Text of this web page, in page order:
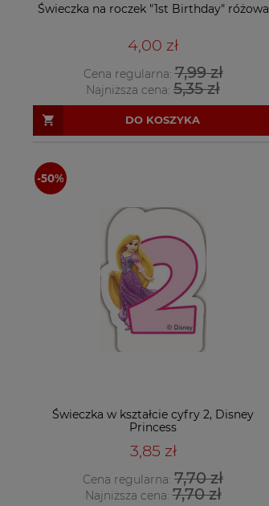
Świeczka na roczek "1st Birthday" różowa
4,00 zł
Cena regularna:7,99 zł
Najniższa cena: 5,35 zł
DO KOSZYKA
Świeczka w kształcie cyfry 2, Disney
Princess
3,85 zł
Cena regularna: 7,70 zł
Najniższa cena:7,70 zł